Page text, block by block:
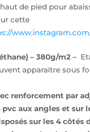
de pied pour
cette
– 380g/m2 –
apparaitre sous
renforcement par
pvc aux angles et sur
sur les 4 côtés